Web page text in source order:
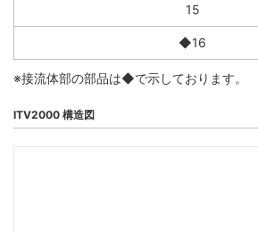
15
◆16
※接流体部の部品は◆で示しております。
ITV2000 構造図